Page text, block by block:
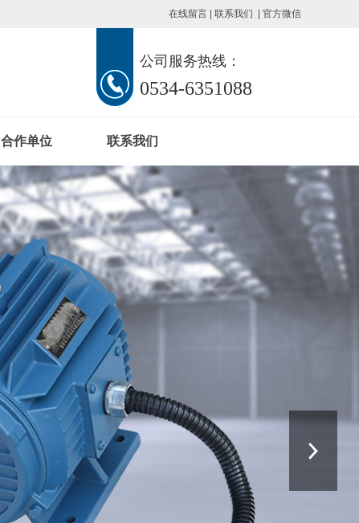
在线留言 联系我们 官方微信
公司服务热线：
0534-6351088
合作单位 联系我们